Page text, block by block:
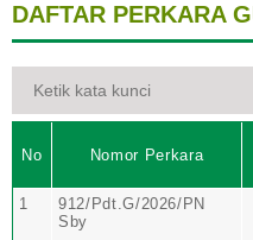
DAFTAR PERKARA
No Nomor Perkara
1
912/Pdt.G/2026/PN
Sby